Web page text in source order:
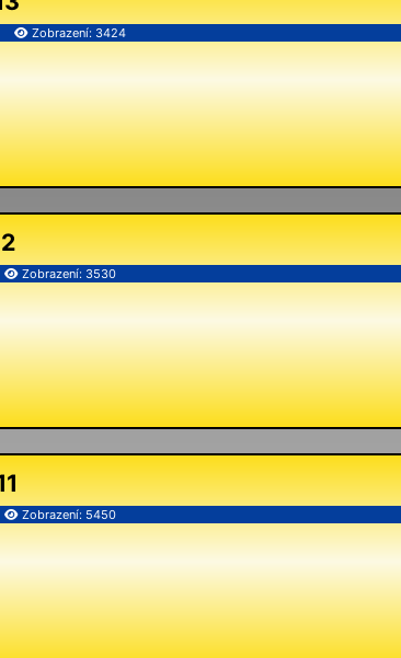
Zobrazení: 3424
Zobrazení: 3530
Zobrazení: 5450